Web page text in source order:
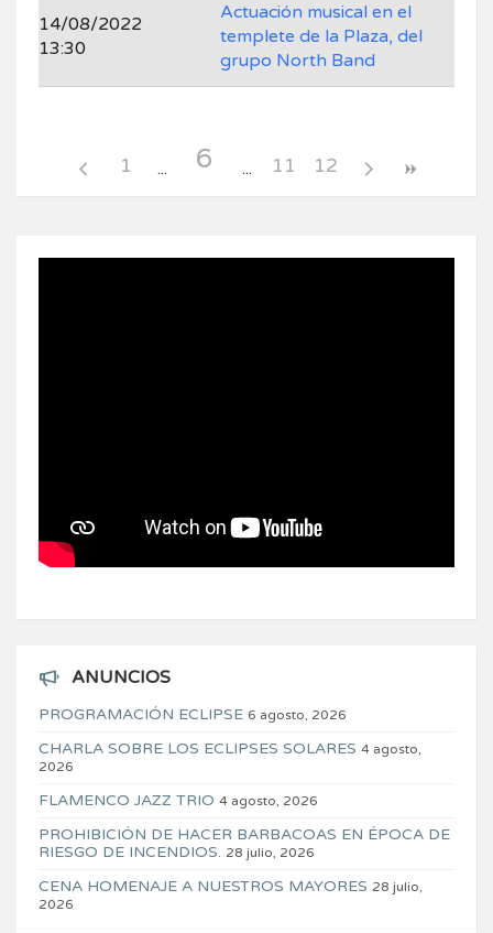
14/08/2022
13:30
Actuación musical en el
templete de la Plaza, del
grupo North Band
1 6 11 12
ANUNCIOS
PROGRAMACIÓN ECLIPSE 6 agosto, 2026
CHARLA SOBRE LOS ECLIPSES SOLARES 4 agosto,
2026
FLAMENCO JAZZ TRIO 4 agosto, 2026
PROHIBICIÓN DE HACER BARBACOAS EN ÉPOCA DE
RIESGO DE INCENDIOS. 28 julio, 2026
CENA HOMENAJE A NUESTROS MAYORES 28 julio,
2026